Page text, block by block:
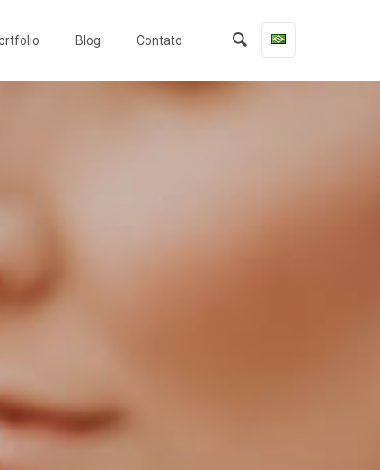
Blog Contato